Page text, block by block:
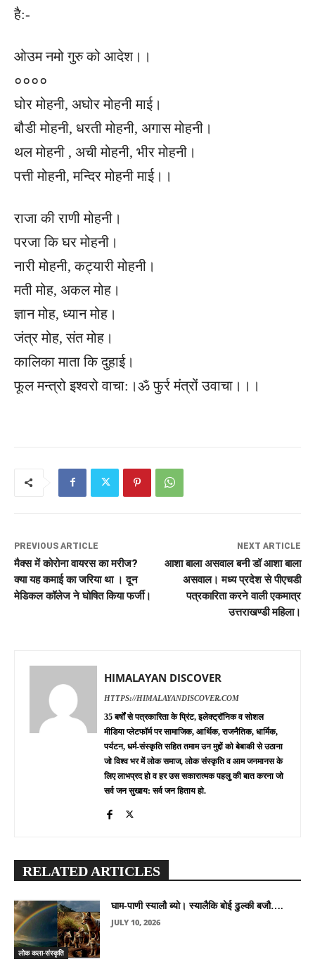
है:-
ओउम नमो गुरु को आदेश।।
००००
घोर मोहनी, अघोर मोहनी माई।
बौडी मोहनी, धरती मोहनी, अगास मोहनी।
थल मोहनी , अची मोहनी, भीर मोहनी।
पत्ती मोहनी, मन्दिर मोहनी माई।।
राजा की राणी मोहनी।
परजा कि घर मोहनी।
नारी मोहनी, कट्यारी मोहनी।
मती मोह, अकल मोह।
ज्ञान मोह, ध्यान मोह।
जंत्र मोह, संत मोह।
कालिका माता कि दुहाई।
फूल मन्त्रो इश्वरो वाचा:।ॐ फुर्र मंत्रों उवाचा।।।
PREVIOUS ARTICLE
मैक्स में कोरोना वायरस का मरीज?
क्या यह कमाई का जरिया था । दून
मेडिकल कॉलेज ने घोषित किया फर्जी।
NEXT ARTICLE
आशा बाला असवाल बनी डॉ आशा बाला
असवाल। मध्य प्रदेश से पीएचडी
पत्रकारिता करने वाली एकमात्र
उत्तराखण्डी महिला।
HIMALAYAN DISCOVER
HTTPS://HIMALAYANDISCOVER.COM
35 बर्षों से पत्रकारिता के प्रिंट, इलेक्ट्रॉनिक व सोशल
मीडिया प्लेटफॉर्म पर सामाजिक, आर्थिक, राजनैतिक, धार्मिक,
पर्यटन, धर्म-संस्कृति सहित तमाम उन मुद्दों को बेबाकी से उठाना
जो विश्व भर में लोक समाज, लोक संस्कृति व आम जनमानस के
लिए लाभप्रद हो व हर उस सकारात्मक पहलु की बात करना जो
सर्व जन सुखाय: सर्व जन हिताय हो.
RELATED ARTICLES
लोक कला-संस्कृति
घाम-पाणी स्यालौ ब्यो। स्यालैकि बोई ढुल्की बजौ….
JULY 10, 2026